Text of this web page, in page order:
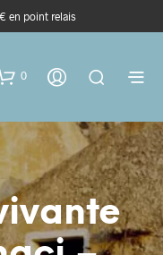
en point relais
0